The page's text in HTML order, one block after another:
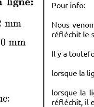
Pour info:
Nous
réfléchit le
Il y a
lorsque la
lorsque la
réfléchit, il